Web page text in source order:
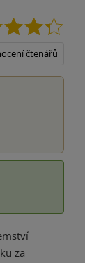
čtenářů
za